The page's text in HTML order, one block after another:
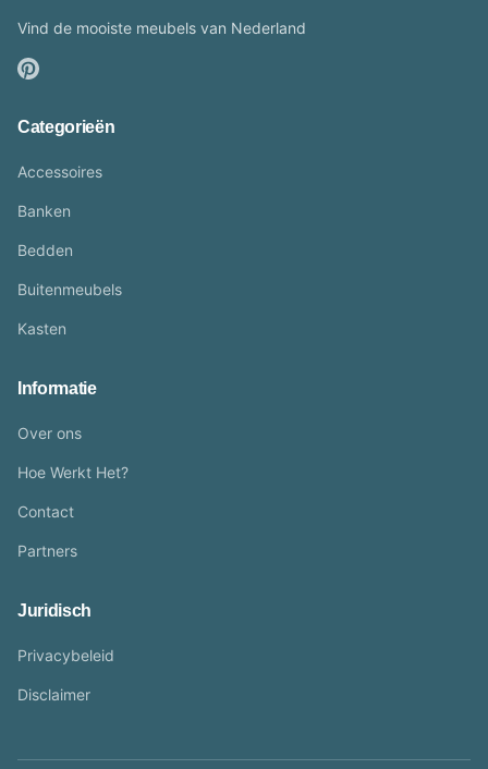
Vind de mooiste meubels van Nederland
Categorieën
Accessoires
Banken
Bedden
Buitenmeubels
Kasten
Informatie
Over ons
Hoe Werkt Het?
Contact
Partners
Juridisch
Privacybeleid
Disclaimer